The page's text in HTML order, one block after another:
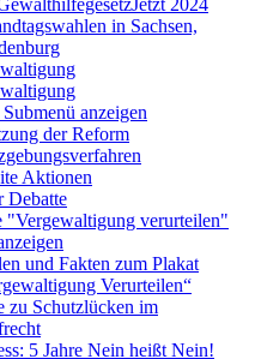
2024
in Sachsen,
Submenü anzeigen
der Reform
Aktionen
Debatte
"Vergewaltigung verurteilen"
und Fakten zum Plakat
Verurteilen“
zu Schutzlücken im
5 Jahre Nein heißt Nein!